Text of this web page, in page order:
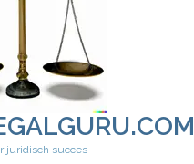
juridisch succes